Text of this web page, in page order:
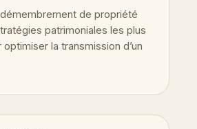
de propriété
patrimoniales les plus
la transmission d’un